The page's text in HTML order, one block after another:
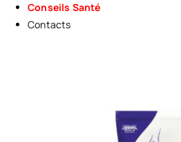
Conseils Santé
Contacts